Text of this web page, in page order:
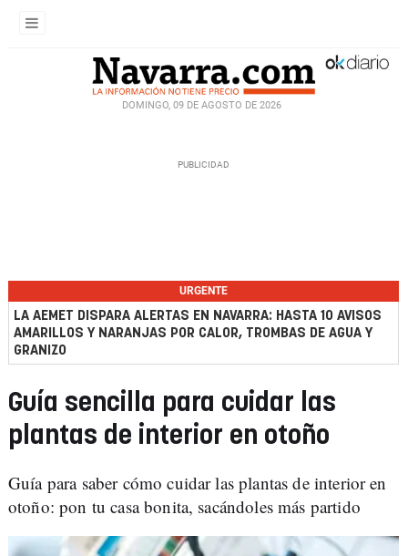
DOMINGO, 09 DE AGOSTO DE 2026
URGENTE
LA AEMET DISPARA ALERTAS EN NAVARRA: HASTA 10 AVISOS
AMARILLOS Y NARANJAS POR CALOR, TROMBAS DE AGUA Y
GRANIZO
Guía sencilla para cuidar las
plantas de interior en otoño
Guía para saber cómo cuidar las plantas de interior en
otoño: pon tu casa bonita, sacándoles más partido